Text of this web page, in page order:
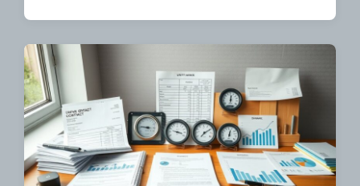
i
c
h
t
d
a
t
u
m